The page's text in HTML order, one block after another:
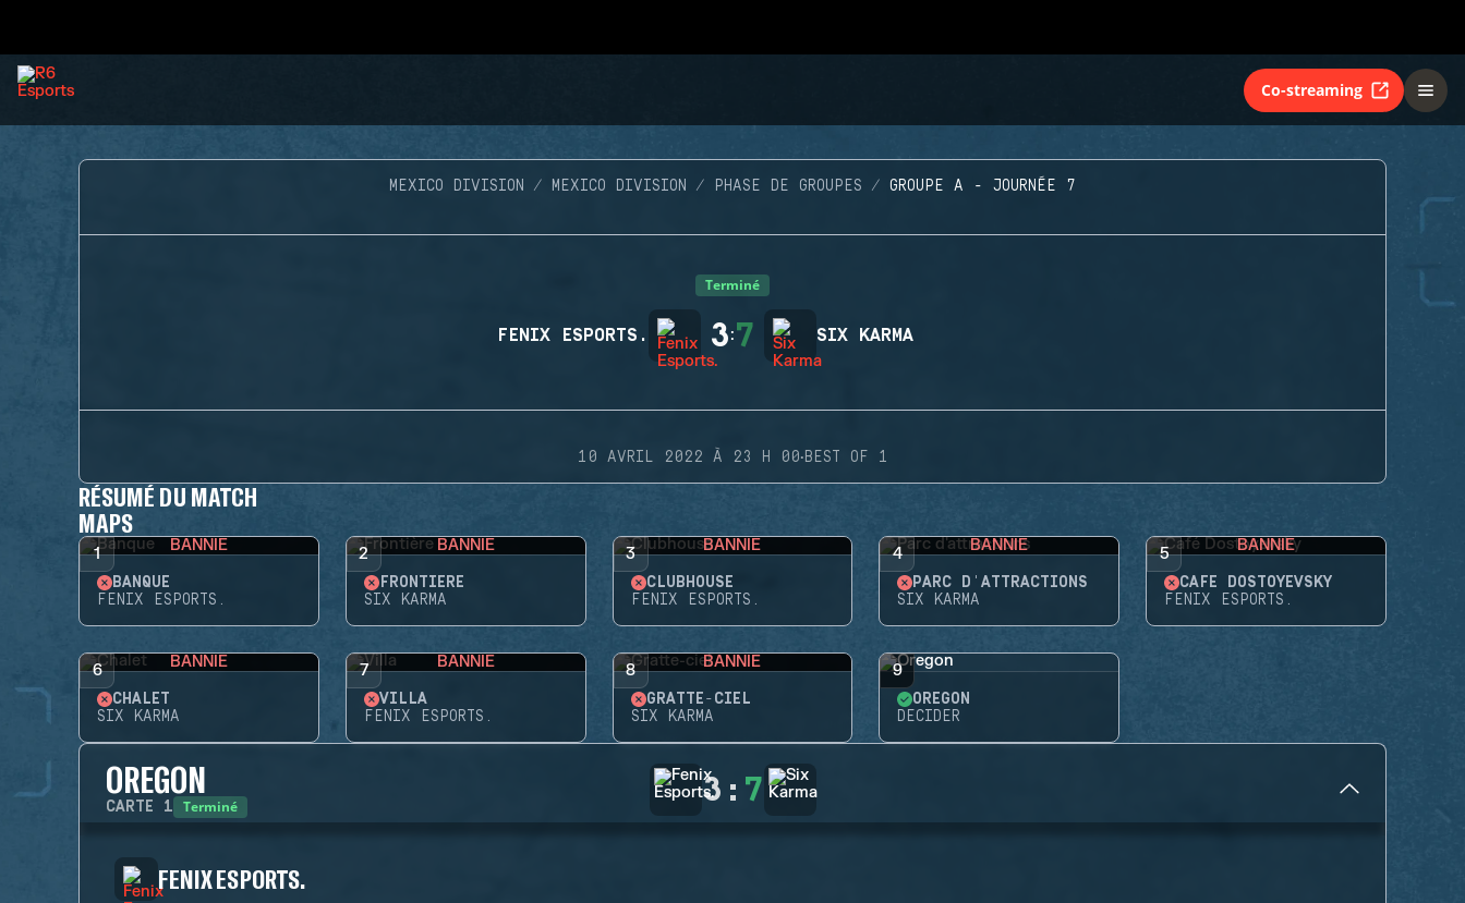
Co-streaming
MEXICO DIVISION MEXICO DIVISION PHASE DE GROUPES GROUPE A - JOURNÉE 7
Terminé
FENIX ESPORTS. 3:7 SIX KARMA
10 AVRIL 2022 À 23 H 00·BEST OF 1
RÉSUMÉ DU MATCH
MAPS
1 BANNIE
BANQUE
FENIX ESPORTS.
2 BANNIE
FRONTIÈRE
SIX KARMA
3 BANNIE
CLUBHOUSE
FENIX ESPORTS.
4 BANNIE
PARC D'ATTRACTIONS
SIX KARMA
5 BANNIE
CAFÉ DOSTOYEVSKY
FENIX ESPORTS.
6 BANNIE
CHALET
SIX KARMA
7 BANNIE
VILLA
FENIX ESPORTS.
8 BANNIE
GRATTE-CIEL
SIX KARMA
9
OREGON
DECIDER
OREGON
CARTE 1 Terminé 3 : 7
FENIX ESPORTS.